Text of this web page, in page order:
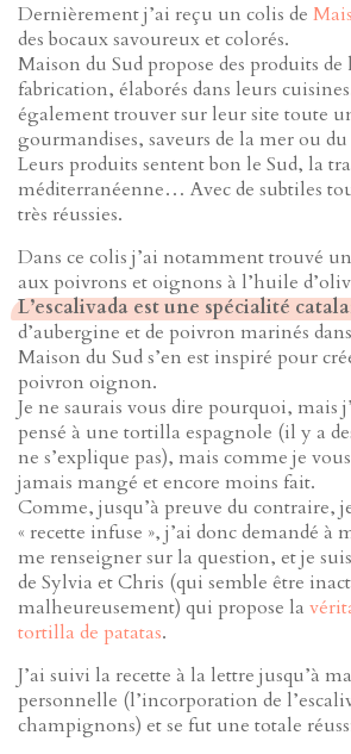
Dernièrement j’ai reçu un colis de
des bocaux savoureux et colorés.
Maison du Sud propose des produits
fabrication, élaborés dans leurs
également trouver sur leur site toute
gourmandises, saveurs de la mer ou
Leurs produits sentent bon le Sud, la
méditerranéenne… Avec de subtiles
très réussies.
Dans ce colis j’ai notamment trouvé un
aux poivrons et oignons à l’huile
L’escalivada est une spécialité
d’aubergine et de poivron marinés
Maison du Sud s’en est inspiré pour
poivron oignon.
Je ne saurais vous dire pourquoi, mais
pensé à une tortilla espagnole (il y a
ne s’explique pas), mais comme je
jamais mangé et encore moins fait.
Comme, jusqu’à preuve du contraire,
« recette infuse », j’ai donc demandé à
me renseigner sur la question, et je
de Sylvia et Chris (qui semble être
malheureusement) qui propose la
tortilla de patatas.
J’ai suivi la recette à la lettre jusqu’à
personnelle (l’incorporation de
champignons) et se fut une totale